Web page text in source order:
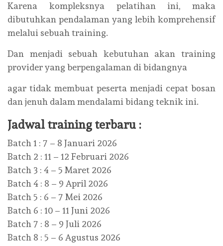
Karena kompleksnya pelatihan ini, maka
dibutuhkan pendalaman yang lebih komprehensif
melalui sebuah training.
Dan menjadi sebuah kebutuhan akan training
provider yang berpengalaman di bidangnya
agar tidak membuat peserta menjadi cepat bosan
dan jenuh dalam mendalami bidang teknik ini.
Jadwal training terbaru :
Batch 1 : 7 – 8 Januari 2026
Batch 2 : 11 – 12 Februari 2026
Batch 3 : 4 – 5 Maret 2026
Batch 4 : 8 – 9 April 2026
Batch 5 : 6 – 7 Mei 2026
Batch 6 : 10 – 11 Juni 2026
Batch 7 : 8 – 9 Juli 2026
Batch 8 : 5 – 6 Agustus 2026